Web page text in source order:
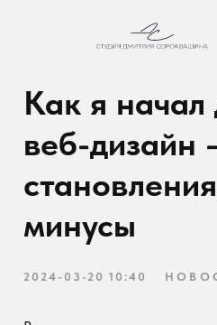
веб-дизайн –
становления.
Всем привет дорогие друзья. С
становления фрилансера веб-